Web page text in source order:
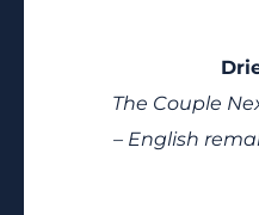
The Couple
– English